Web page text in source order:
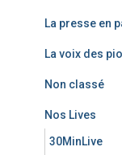
La presse en
La voix des
Non classé
Nos Lives
30MinLive